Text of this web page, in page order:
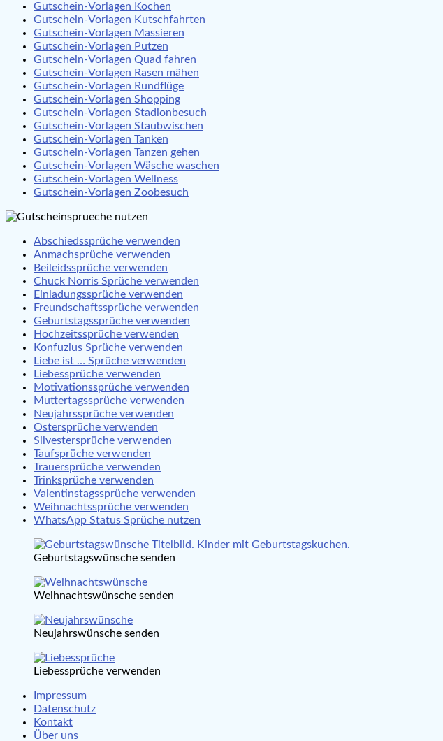
Gutschein-Vorlagen Kochen
Gutschein-Vorlagen Kutschfahrten
Gutschein-Vorlagen Massieren
Gutschein-Vorlagen Putzen
Gutschein-Vorlagen Quad fahren
Gutschein-Vorlagen Rasen mähen
Gutschein-Vorlagen Rundflüge
Gutschein-Vorlagen Shopping
Gutschein-Vorlagen Stadionbesuch
Gutschein-Vorlagen Staubwischen
Gutschein-Vorlagen Tanken
Gutschein-Vorlagen Tanzen gehen
Gutschein-Vorlagen Wäsche waschen
Gutschein-Vorlagen Wellness
Gutschein-Vorlagen Zoobesuch
Abschiedssprüche verwenden
Anmachsprüche verwenden
Beileidssprüche verwenden
Chuck Norris Sprüche verwenden
Einladungssprüche verwenden
Freundschaftssprüche verwenden
Geburtstagssprüche verwenden
Hochzeitssprüche verwenden
Konfuzius Sprüche verwenden
Liebe ist … Sprüche verwenden
Liebessprüche verwenden
Motivationssprüche verwenden
Muttertagssprüche verwenden
Neujahrssprüche verwenden
Ostersprüche verwenden
Silvestersprüche verwenden
Taufsprüche verwenden
Trauersprüche verwenden
Trinksprüche verwenden
Valentinstagssprüche verwenden
Weihnachtssprüche verwenden
WhatsApp Status Sprüche nutzen
Geburtstagswünsche senden
Weihnachtswünsche senden
Neujahrswünsche senden
Liebessprüche verwenden
Impressum
Datenschutz
Kontakt
Über uns